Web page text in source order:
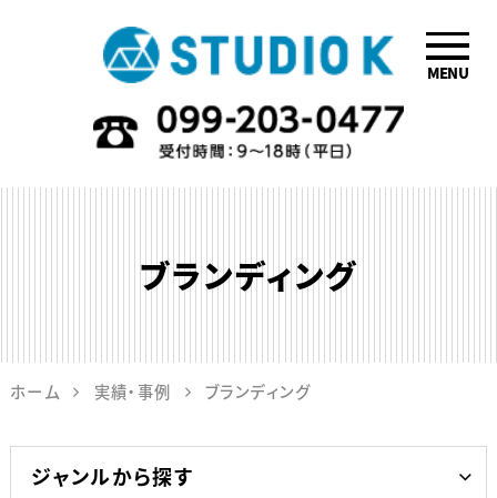
鹿児島のデザイ
ン会社STUDIO
MENU
ブランディング
ホーム 実績・事例 ブランディング
ジャンルから探す